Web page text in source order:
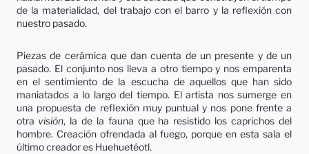
de la materialidad, del trabajo con el barro y la reflexión con
nuestro pasado.
Piezas de cerámica que dan cuenta de un presente y de un
pasado. El conjunto nos lleva a otro tiempo y nos emparenta
en el sentimiento de la escucha de aquellos que han sido
maniatados a lo largo del tiempo. El artista nos sumerge en
una propuesta de reflexión muy puntual y nos pone frente a
otra visión, la de la fauna que ha resistido los caprichos del
hombre. Creación ofrendada al fuego, porque en esta sala el
último creador es Huehuetéotl.